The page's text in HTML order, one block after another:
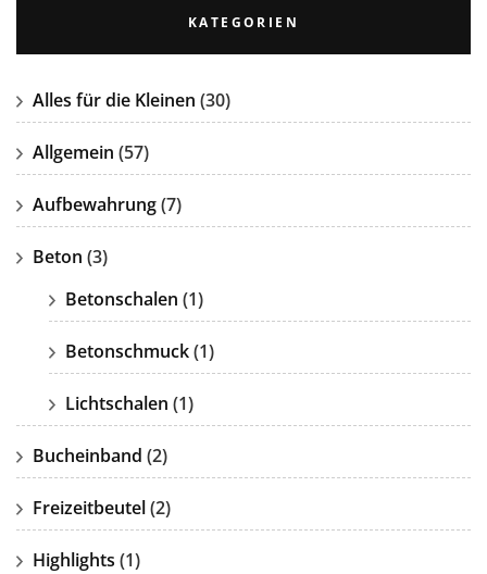
KATEGORIEN
Alles für die Kleinen (30)
Allgemein (57)
Aufbewahrung(7)
Beton (3)
Betonschalen (1)
Betonschmuck(1)
Lichtschalen (1)
Bucheinband (2)
Freizeitbeutel(2)
Highlights (1)